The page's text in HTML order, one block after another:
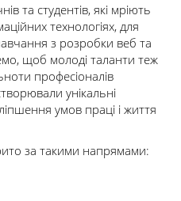
та студентів, які мріють
технологіях, для
з розробки веб та
щоб молоді таланти теж
професіоналів
унікальні
умов праці і життя
за такими напрямами: